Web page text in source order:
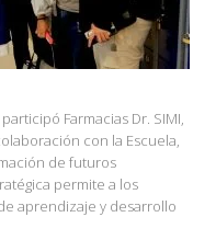
Farmacias Dr. SIMI,
con la Escuela,
de futuros
permite a los
aprendizaje y desarrollo